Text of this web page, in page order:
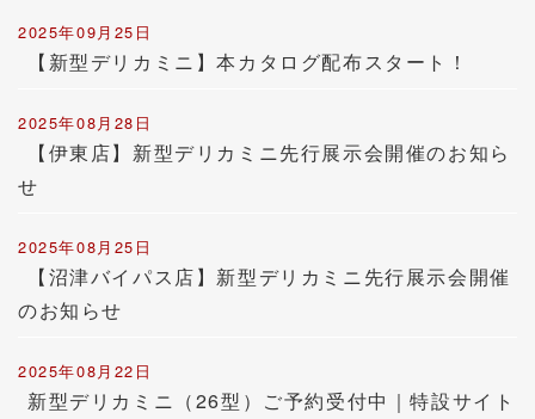
2025年09月25日
【新型デリカミニ】本カタログ配布スタート！
2025年08月28日
【伊東店】新型デリカミニ先行展示会開催のお知ら
せ
2025年08月25日
【沼津バイパス店】新型デリカミニ先行展示会開催
のお知らせ
2025年08月22日
新型デリカミニ（26型）ご予約受付中｜特設サイト